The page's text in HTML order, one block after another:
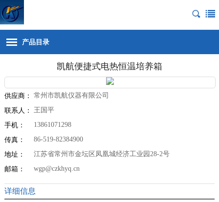
产品目录
凯航便捷式电热恒温培养箱
供应商： 常州市凯航仪器有限公司
联系人： 王国平
手机： 13861071298
传真： 86-519-82384900
地址： 江苏省常州市金坛区凤凰城经济工业园28-2号
邮箱： wgp@czkhyq.cn
详细信息